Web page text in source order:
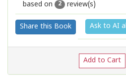
2
1
based on
2 review(s)
Share this Book Ask to AI
Add to Cart